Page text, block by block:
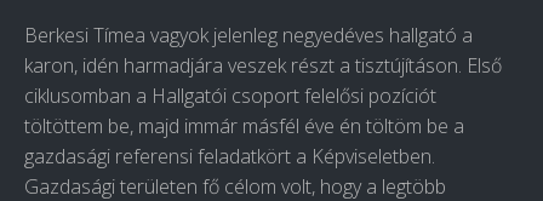
Berkesi Tímea vagyok jelenleg negyedéves hallgató a
karon, idén harmadjára veszek részt a tisztújításon. Első
ciklusomban a Hallgatói csoport felelősi pozíciót
töltöttem be, majd immár másfél éve én töltöm be a
gazdasági referensi feladatkört a Képviseletben.
Gazdasági területen fő célom volt, hogy a legtöbb